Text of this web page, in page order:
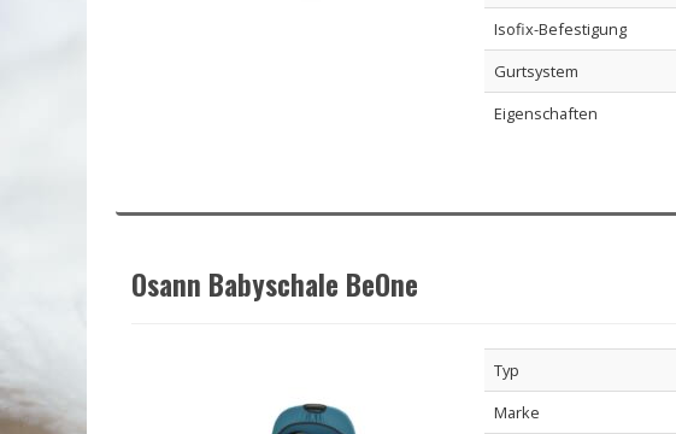
Isofix-Befestigung
Gurtsystem
Eigenschaften
Osann Babyschale BeOne
Typ
Marke